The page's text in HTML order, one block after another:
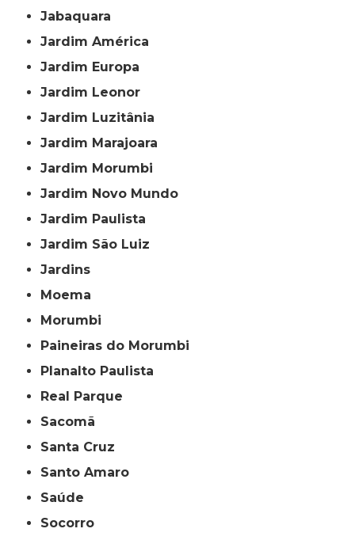
Jabaquara
Jardim América
Jardim Europa
Jardim Leonor
Jardim Luzitânia
Jardim Marajoara
Jardim Morumbi
Jardim Novo Mundo
Jardim Paulista
Jardim São Luiz
Jardins
Moema
Morumbi
Paineiras do Morumbi
Planalto Paulista
Real Parque
Sacomã
Santa Cruz
Santo Amaro
Saúde
Socorro